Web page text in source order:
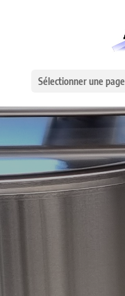
Sélectionner une page